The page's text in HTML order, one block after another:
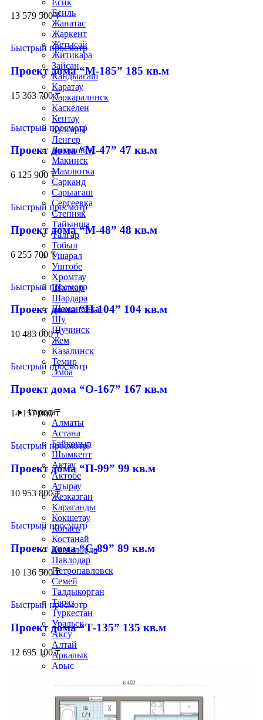
Есик
Есиль
Жанатас
Жаркент
Жетысай
Житикара
Зайсан
Кандыагаш
Каратау
Каркаралинск
Каскелен
Кентау
Кулсары
Ленгер
Лисаковск
Макинск
Мамлютка
Сарканд
Сарыагаш
Сергеевка
Степняк
Тайынша
Талгар
Тобыл
Ушарал
Уштобе
Хромтау
Шалкар
Шардара
Шемонаиха
Шу
Щучинск
Жем
Казалинск
Темир
Эмба
Строим по всему Казахстану
Города
Алматы
Астана
Байконыр
Шымкент
Актау
Актобе
Атырау
Жезказган
Караганды
Кокшетау
Конаев
Костанай
Кызылорда
Павлодар
Петропавловск
Семей
Талдыкорган
Тараз
Туркестан
Уральск
Аксу
Алтай
Аркалык
Арыс
Жанаозен
Каражал
Косшы
13 579 500₸
Быстрый просмотр
Проект дома “М-185” 185 кв.м
15 363 700₸
Быстрый просмотр
Проект дома “М-47” 47 кв.м
6 125 900 ₸
Быстрый просмотр
Проект дома “М-48” 48 кв.м
6 255 700 ₸
Быстрый просмотр
Проект дома “Н-104” 104 кв.м
10 483 000₸
Быстрый просмотр
Проект дома “О-167” 167 кв.м
14 157 000₸
Быстрый просмотр
Проект дома “П-99” 99 кв.м
10 953 800₸
Быстрый просмотр
Проект дома “С-89” 89 кв.м
10 136 500₸
Быстрый просмотр
Проект дома “Т-135” 135 кв.м
12 695 100₸